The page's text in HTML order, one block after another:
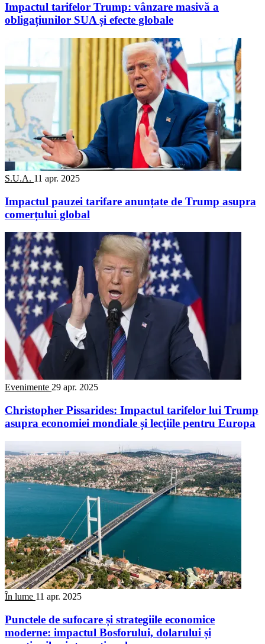
Impactul tarifelor Trump: vânzare masivă a
obligațiunilor SUA și efecte globale
S.U.A. 11 apr. 2025
Impactul pauzei tarifare anunțate de Trump asupra
comerțului global
Evenimente 29 apr. 2025
Christopher Pissarides: Impactul tarifelor lui Trump
asupra economiei mondiale și lecțiile pentru Europa
În lume 11 apr. 2025
Punctele de sufocare și strategiile economice
moderne: impactul Bosforului, dolarului și